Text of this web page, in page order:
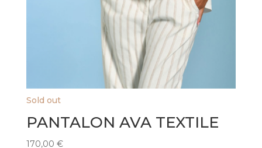
Sold out
PANTALON AVA TEXTILE
170,00 €